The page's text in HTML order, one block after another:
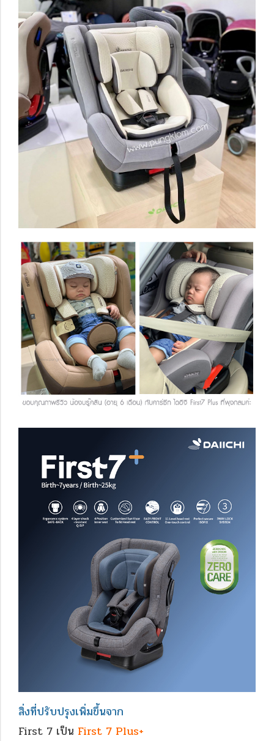
สิ่งที่ปรับปรุงเพิ่มขึ้นจาก
First 7 เป็น First 7 Plus+